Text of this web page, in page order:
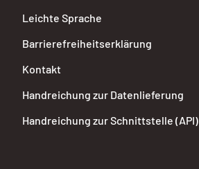
Leichte Sprache
Barrierefreiheitserklärung
Kontakt
Handreichung zur Datenlieferung
Handreichung zur Schnittstelle (API)